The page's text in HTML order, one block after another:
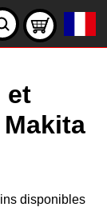
et
disponibles